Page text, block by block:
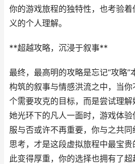
你的游戏旅程的独特性，也考验
义的个人理解。
**超越攻略，沉浸于叙事**
最终，最高明的攻略是忘记“攻略
构筑的叙事与情感洪流之中，当
个需要攻克的目标，而是尝试理
她光环下的凡人一面时，游戏体
服与否或许不再重要，你与之共
思考，才是这段虚拟旅程中最宝
此变得厚重，你的选择也拥有了超